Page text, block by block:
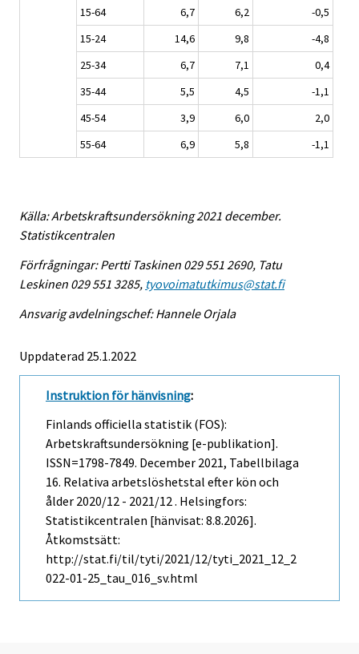
15-64
6,7 6,2
-0,5
15-24
14,6 9,8
-4,8
25-34
6,7 7,1
0,4
35-44
5,5 4,5
-1,1
45-54
3,9 6,0
2,0
55-64
6,9 5,8 -1,1
Källa: Arbetskraftsundersökning 2021 december.
Statistikcentralen
Förfrågningar: Pertti Taskinen 029 551 2690, Tatu
Leskinen 029 551 3285, tyovoimatutkimus@stat.fi
Ansvarig avdelningschef: Hannele Orjala
Uppdaterad 25.1.2022
Instruktion för hänvisning:
Finlands officiella statistik (FOS):
Arbetskraftsundersökning [e-publikation].
ISSN=1798-7849. December 2021, Tabellbilaga
16. Relativa arbetslöshetstal efter kön och
ålder 2020/12 - 2021/12 . Helsingfors:
Statistikcentralen [hänvisat: 8.8.2026].
Åtkomstsätt:
http://stat.fi/til/tyti/2021/12/tyti_2021_12_2
022-01-25_tau_016_sv.html